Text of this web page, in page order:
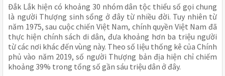
Đắk Lắk hiện có khoảng 30 nhóm dân tộc thiểu số gọi chung
là người Thượng sinh sổng ở đây từ nhiều đời. Tuy nhiên từ
năm 1975, sau cuộc chiến Việt Nam, chính quyền Việt Nam đã
thực hiện chính sách di dân, đưa khoảng hơn ba triệu người
từ các nơi khác đến vùng này. Theo số liệu thống kê của Chính
phủ vào năm 2019, số người Thượng bản địa hiện chỉ chiếm
khoảng 39% trong tổng số gần sáu triệu dân ở đây.